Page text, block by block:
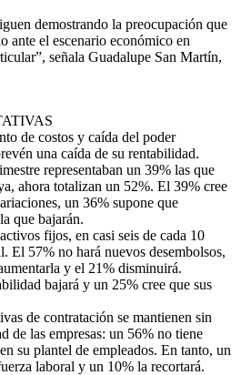
demostrando la preocupación que
ante el escenario económico en
señala Guadalupe San Martín,
de costos y caída del poder
una caída de su rentabilidad.
representaban un 39% las que
ahora totalizan un 52%. El 39% cree
un 36% supone que
que bajarán.
fijos, en casi seis de cada 10
El 57% no hará nuevos desembolsos,
y el 21% disminuirá.
bajará y un 25% cree que sus
de contratación se mantienen sin
de las empresas: un 56% no tiene
su plantel de empleados. En tanto, un
laboral y un 10% la recortará.